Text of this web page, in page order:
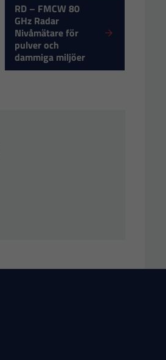
RD – FMCW 80
GHz Radar
Nivåmätare för
pulver och
dammiga miljöer